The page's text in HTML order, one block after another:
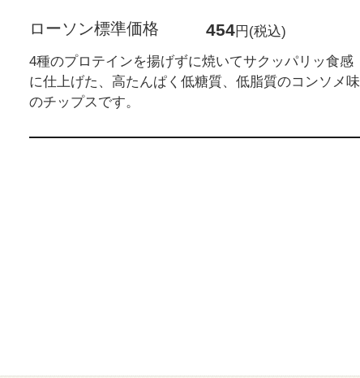
ローソン標準価格 454円(税込)
4種のプロテインを揚げずに焼いてサクッパリッ食感
に仕上げた、高たんぱく低糖質、低脂質のコンソメ味
のチップスです。